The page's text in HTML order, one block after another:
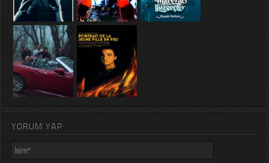
YORUM YAP